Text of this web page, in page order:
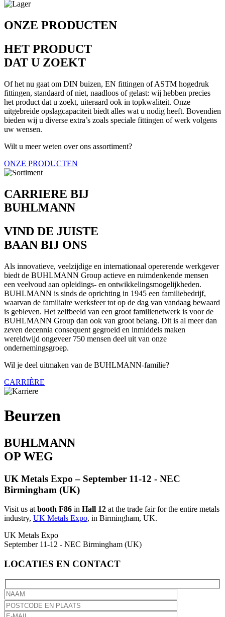
ONZE PRODUCTEN
HET PRODUCT
DAT U ZOEKT
Of het nu gaat om DIN buizen, EN fittingen of ASTM hogedruk
fittingen, standaard of niet, naadloos of gelast: wij hebben precies
het product dat u zoekt, uiteraard ook in topkwaliteit. Onze
uitgebreide opslagcapaciteit biedt alles wat u nodig heeft. Bovendien
bieden wij u diverse extra’s zoals speciale fittingen of werk volgens
uw wensen.
Wilt u meer weten over ons assortiment?
ONZE PRODUCTEN
CARRIERE BIJ
BUHLMANN
VIND DE JUISTE
BAAN BIJ ONS
Als innovatieve, veelzijdige en internationaal opererende werkgever
biedt de BUHLMANN Group actieve en ruimdenkende mensen
een veelvoud aan opleidings- en ontwikkelingsmogelijkheden.
BUHLMANN is sinds de oprichting in 1945 een familiebedrijf,
waarvan de familiaire werksfeer tot op de dag van vandaag bewaard
is gebleven. Het zelfbeeld van een groot familienetwerk is voor de
BUHLMANN Group dan ook van groot belang. Dit is al meer dan
zeven decennia consequent gegroeid en inmiddels maken
wereldwijd ongeveer 750 mensen deel uit van onze
ondernemingsgroep.
Wil je deel uitmaken van de BUHLMANN-familie?
CARRIÈRE
Beurzen
BUHLMANN
OP WEG
UK Metals Expo– September 11-12 - NEC
Birmingham (UK)
Visit us at booth F86 in Hall 12 at the trade fair for the entire metals
industry, UK Metals Expo, in Birmingham, UK.
UK Metals Expo
September 11-12 - NEC Birmingham (UK)
LOCATIES EN CONTACT
Bitte
lassen